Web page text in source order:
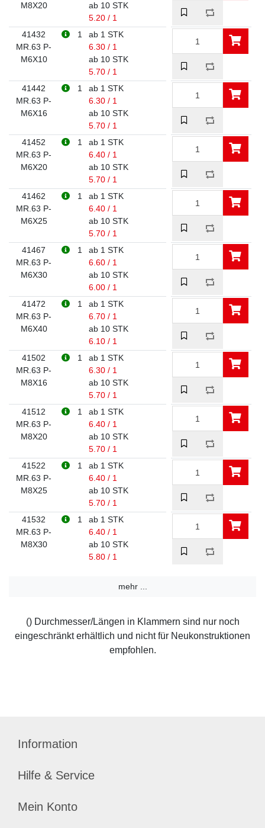
M8X20
ab 10 STK
5.20 / 1
41432
MR.63 P-
M6X10
1
ab 1 STK
6.30 / 1
ab 10 STK
5.70 / 1
41442
MR.63 P-
M6X16
1
ab 1 STK
6.30 / 1
ab 10 STK
5.70 / 1
41452
MR.63 P-
M6X20
1
ab 1 STK
6.40 / 1
ab 10 STK
5.70 / 1
41462
MR.63 P-
M6X25
1
ab 1 STK
6.40 / 1
ab 10 STK
5.70 / 1
41467
MR.63 P-
M6X30
1
ab 1 STK
6.60 / 1
ab 10 STK
6.00 / 1
41472
MR.63 P-
M6X40
1
ab 1 STK
6.70 / 1
ab 10 STK
6.10 / 1
41502
MR.63 P-
M8X16
1
ab 1 STK
6.30 / 1
ab 10 STK
5.70 / 1
41512
MR.63 P-
M8X20
1
ab 1 STK
6.40 / 1
ab 10 STK
5.70 / 1
41522
MR.63 P-
M8X25
1
ab 1 STK
6.40 / 1
ab 10 STK
5.70 / 1
41532
MR.63 P-
M8X30
1
ab 1 STK
6.40 / 1
ab 10 STK
5.80 / 1
mehr ...
() Durchmesser/Längen in Klammern sind nur noch
eingeschränkt erhältlich und nicht für Neukonstruktionen
empfohlen.
Information
Hilfe & Service
Mein Konto